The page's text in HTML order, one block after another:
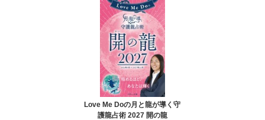
Love Me Doの月と龍が導く守
護龍占術 2027 開の龍